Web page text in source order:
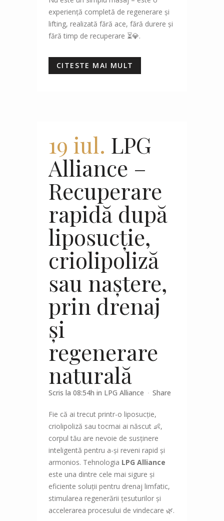
experiență completă de regenerare și
lifting, realizată fără ace, fără durere și
fără timp de recuperare ⏳💎.
CITESTE MAI MULT
19 iul. LPG
Alliance –
Recuperare
rapidă după
liposucție,
criolipoliză
sau naștere,
prin drenaj
și
regenerare
naturală
Scris la 08:54h in LPG Alliance Share
Fie că ai trecut printr-o liposucție,
criolipoliză sau tocmai ai născut 👶,
corpul tău are nevoie de susținere
inteligentă pentru a-și reveni rapid și
armonios. Tehnologia LPG Alliance
este una dintre cele mai sigure și
eficiente soluții pentru drenaj limfatic,
stimularea regenerării țesuturilor și
accelerarea procesului de vindecare 🌿.